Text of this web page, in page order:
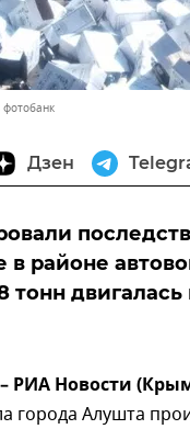
Дзен
районе
тонн двигалась
Новости
города Алушта